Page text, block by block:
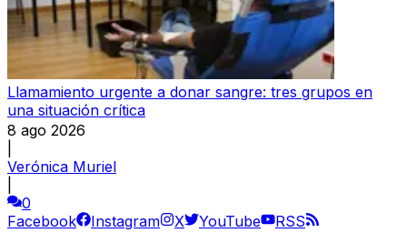
Llamamiento urgente a donar sangre: tres grupos en
una situación crítica
8 ago 2026
Verónica Muriel
0
Facebook
Instagram X YouTube
RSS